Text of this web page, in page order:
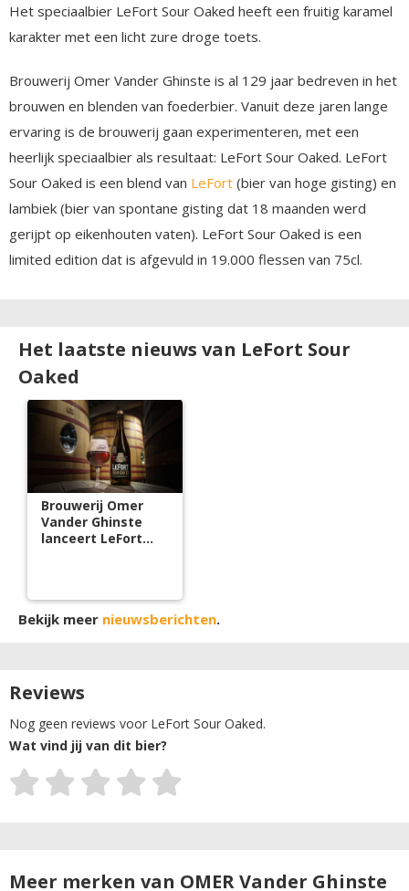
Het speciaalbier LeFort Sour Oaked heeft een fruitig karamel
karakter met een licht zure droge toets.
Brouwerij Omer Vander Ghinste is al 129 jaar bedreven in het
brouwen en blenden van foederbier. Vanuit deze jaren lange
ervaring is de brouwerij gaan experimenteren, met een
heerlijk speciaalbier als resultaat: LeFort Sour Oaked. LeFort
Sour Oaked is een blend van LeFort (bier van hoge gisting) en
lambiek (bier van spontane gisting dat 18 maanden werd
gerijpt op eikenhouten vaten). LeFort Sour Oaked is een
limited edition dat is afgevuld in 19.000 flessen van 75cl.
Het laatste nieuws van LeFort Sour
Oaked
Brouwerij Omer
Vander Ghinste
lanceert LeFort
Bekijk meer nieuwsberichten.
Reviews
Nog geen reviews voor LeFort Sour Oaked.
Wat vind jij van dit bier?
Meer merken van OMER Vander Ghinste